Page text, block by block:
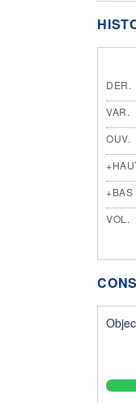
DER.
VAR.
OUV.
+BAS
VOL.